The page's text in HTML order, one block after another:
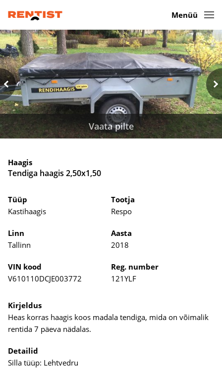
Menüü
Vaata pilte
Haagis
Tendiga haagis 2,50x1,50
Tüüp
Kastihaagis
Tootja
Respo
Linn
Tallinn
Aasta
2018
VIN kood
V610110DCJE003772
Reg. number
121YLF
Kirjeldus
Heas korras haagis koos madala tendiga, mida on võimalik
rentida 7 päeva nädalas.
Detailid
Silla tüüp: Lehtvedru